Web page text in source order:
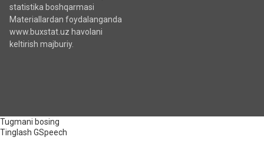
statistika boshqarmasi
Materiallardan foydalanganda
www.buxstat.uz havolani
keltirish majburiy.
Tugmani bosing
Tinglash GSpeech